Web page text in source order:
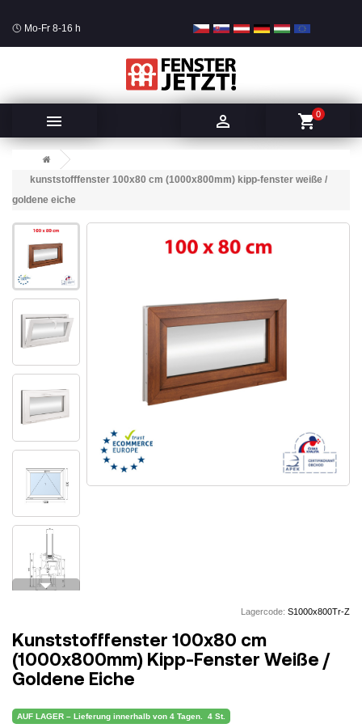
Mo-Fr 8-16 h
  shopping_cart0
kunststofffenster 100x80 cm (1000x800mm) kipp-fenster weiße /
goldene eiche
arrow_drop_down
Lagercode: S1000x800Tr-Z
Kunststofffenster 100x80 cm
(1000x800mm) Kipp-Fenster Weiße /
Goldene Eiche
AUF LAGER – Lieferung innerhalb von 4 Tagen. 4 St.